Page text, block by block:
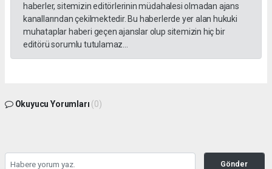
haberler, sitemizin editörlerinin müdahalesi olmadan ajans
kanallarından çekilmektedir. Bu haberlerde yer alan hukuki
muhataplar haberi geçen ajanslar olup sitemizin hiç bir
editörü sorumlu tutulamaz...
Okuyucu Yorumları (0)
Gönder